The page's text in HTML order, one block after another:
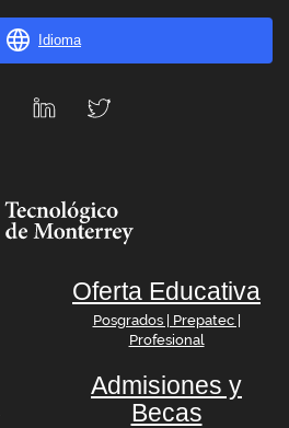
Idioma
Oferta Educativa
Posgrados | Prepatec |
Profesional
Admisiones y
Becas